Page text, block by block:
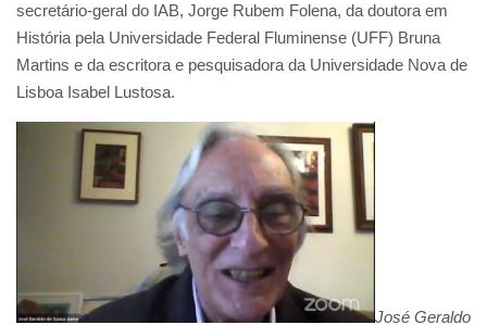
secretário-geral do IAB, Jorge Rubem Folena, da doutora em
História pela Universidade Federal Fluminense (UFF) Bruna
Martins e da escritora e pesquisadora da Universidade Nova de
Lisboa Isabel Lustosa.
José Geraldo